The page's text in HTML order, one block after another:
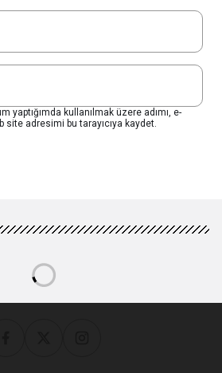
yaptığımda kullanılmak üzere adımı, e-
site adresimi bu tarayıcıya kaydet.